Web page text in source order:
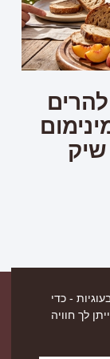
- כדי
לך חוויה